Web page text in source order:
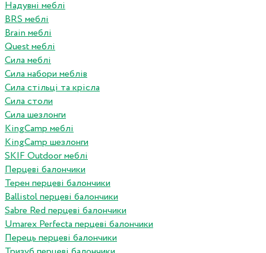
Надувні меблі
BRS меблі
Brain меблі
Quest меблі
Сила меблі
Сила набори меблів
Сила стільці та крісла
Сила столи
Сила шезлонги
KingCamp меблі
KingCamp шезлонги
SKIF Outdoor меблі
Перцеві балончики
Терен перцеві балончики
Ballistol перцеві балончики
Sabre Red перцеві балончики
Umarex Perfecta перцеві балончики
Перець перцеві балончики